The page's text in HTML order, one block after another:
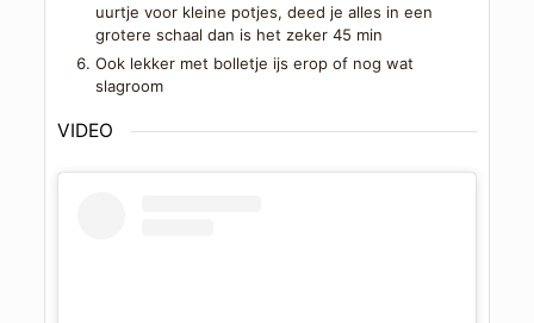
uurtje voor kleine potjes, deed je alles in een
grotere schaal dan is het zeker 45 min
Ook lekker met bolletje ijs erop of nog wat
slagroom
VIDEO